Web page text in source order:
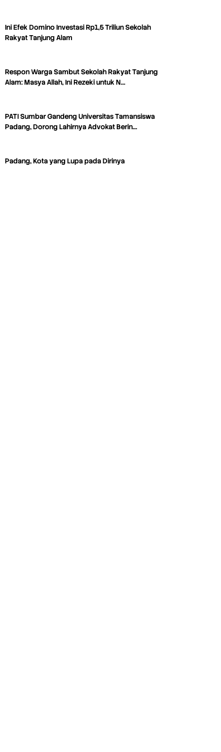
Ini Efek Domino Investasi Rp1,5 Triliun Sekolah
Rakyat Tanjung Alam
Respon Warga Sambut Sekolah Rakyat Tanjung
Alam: Masya Allah, Ini Rezeki untuk N…
PATI Sumbar Gandeng Universitas Tamansiswa
Padang, Dorong Lahirnya Advokat Berin…
Padang, Kota yang Lupa pada Dirinya